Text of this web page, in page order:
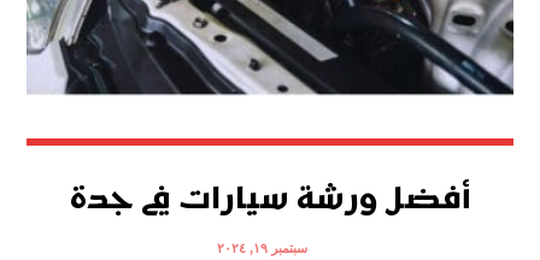
أفضل ورشة سيارات في جدة
سبتمبر ١٩, ٢٠٢٤